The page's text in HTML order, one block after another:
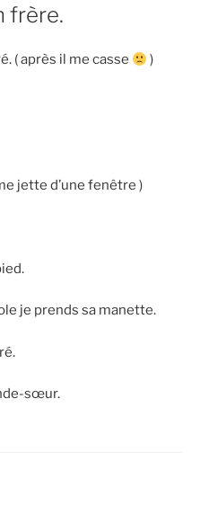
frère.
( après il me casse )
jette d’une fenêtre )
je prends sa manette.
sœur.